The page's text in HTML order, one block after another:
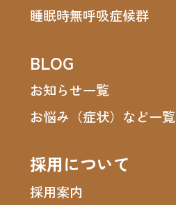
睡眠時無呼吸症候群
BLOG
お知らせ一覧
お悩み（症状）など一覧
採用について
採用案内